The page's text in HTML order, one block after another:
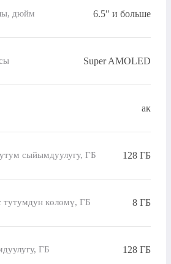
дюйм 6.5" и больше
Super AMOLED
ак
сыйымдуулугу, ГБ 128 ГБ
тутумдун көлөмү, ГБ 8 ГБ
ГБ 128 ГБ